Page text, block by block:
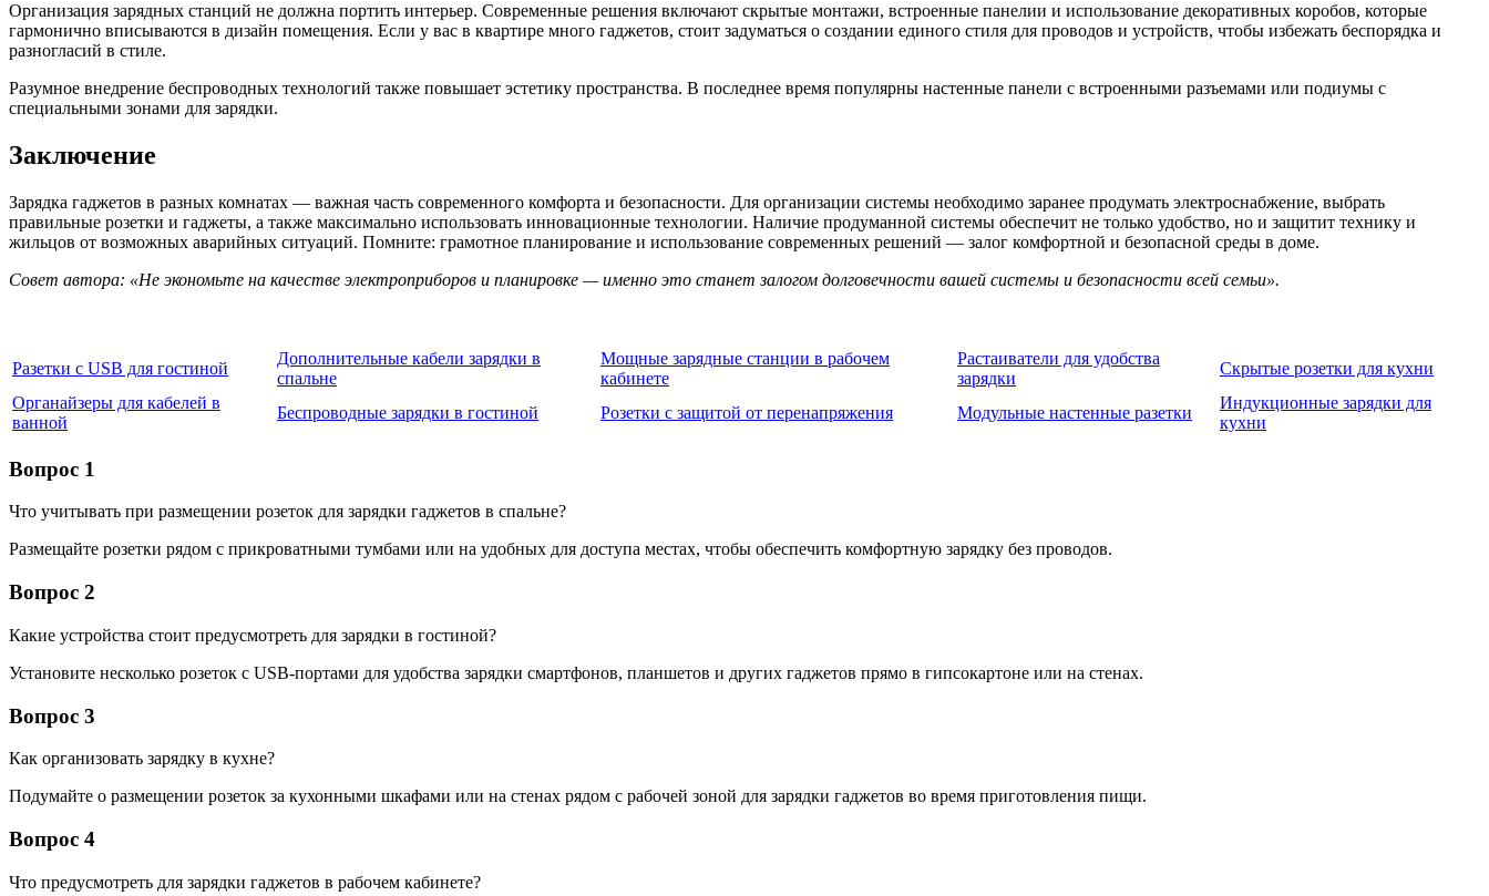
Организация зарядных станций не должна портить интерьер. Современные решения включают скрытые монтажи, встроенные панелии и использование декоративных коробов, которые
гармонично вписываются в дизайн помещения. Если у вас в квартире много гаджетов, стоит задуматься о создании единого стиля для проводов и устройств, чтобы избежать беспорядка и
разногласий в стиле.
Разумное внедрение беспроводных технологий также повышает эстетику пространства. В последнее время популярны настенные панели с встроенными разъемами или подиумы с
специальными зонами для зарядки.
Заключение
Зарядка гаджетов в разных комнатах — важная часть современного комфорта и безопасности. Для организации системы необходимо заранее продумать электроснабжение, выбрать
правильные розетки и гаджеты, а также максимально использовать инновационные технологии. Наличие продуманной системы обеспечит не только удобство, но и защитит технику и
жильцов от возможных аварийных ситуаций. Помните: грамотное планирование и использование современных решений — залог комфортной и безопасной среды в доме.
Совет автора: «Не экономьте на качестве электроприборов и планировке — именно это станет залогом долговечности вашей системы и безопасности всей семьи».
Разетки с USB для гостиной
Дополнительные кабели зарядки в
спальне
Мощные зарядные станции в рабочем
кабинете
Растаиватели для удобства
зарядки
Скрытые розетки для кухни
Органайзеры для кабелей в
ванной
Беспроводные зарядки в гостиной Розетки с защитой от перенапряжения Модульные настенные разетки
Индукционные зарядки для
кухни
Вопрос 1
Что учитывать при размещении розеток для зарядки гаджетов в спальне?
Размещайте розетки рядом с прикроватными тумбами или на удобных для доступа местах, чтобы обеспечить комфортную зарядку без проводов.
Вопрос 2
Какие устройства стоит предусмотреть для зарядки в гостиной?
Установите несколько розеток с USB-портами для удобства зарядки смартфонов, планшетов и других гаджетов прямо в гипсокартоне или на стенах.
Вопрос 3
Как организовать зарядку в кухне?
Подумайте о размещении розеток за кухонными шкафами или на стенах рядом с рабочей зоной для зарядки гаджетов во время приготовления пищи.
Вопрос 4
Что предусмотреть для зарядки гаджетов в рабочем кабинете?